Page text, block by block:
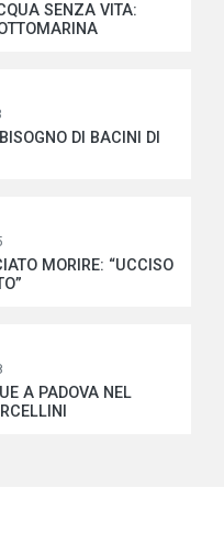
SENZA VITA:
DI BACINI DI
MORIRE: “UCCISO
A PADOVA NEL